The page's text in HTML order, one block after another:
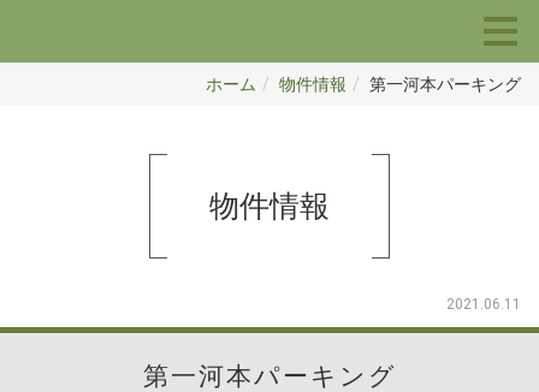
ホーム 物件情報 第一河本パーキング
物件情報
2021.06.11
第一河本パーキング